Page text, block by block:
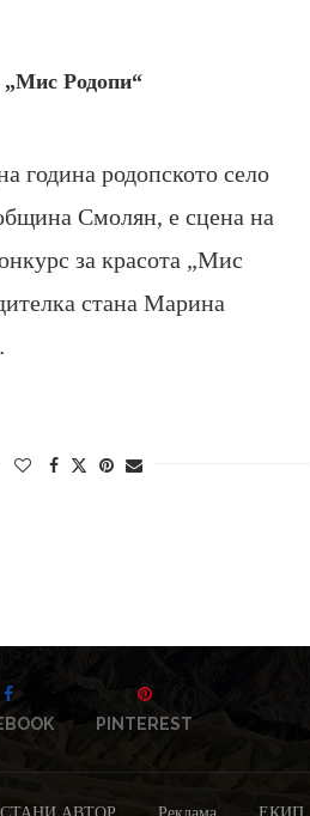
„Мис Родопи“
година родопското село
Смолян, е сцена на
за красота „Мис
стана Марина
PINTEREST